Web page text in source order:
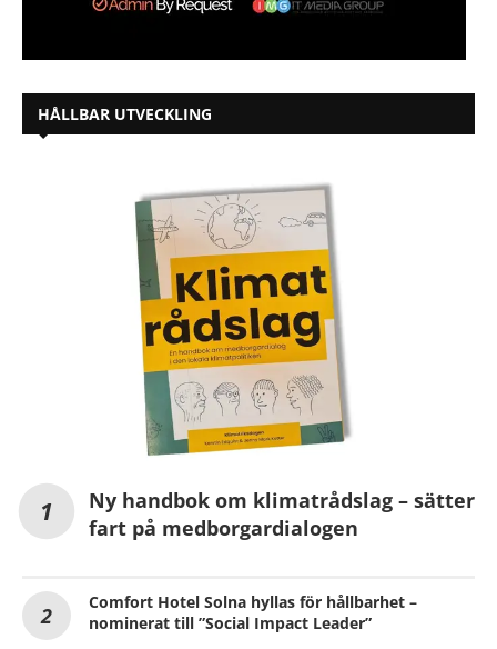
HÅLLBAR UTVECKLING
Ny handbok om klimatrådslag – sätter
fart på medborgardialogen
Comfort Hotel Solna hyllas för hållbarhet –
nominerat till ”Social Impact Leader”